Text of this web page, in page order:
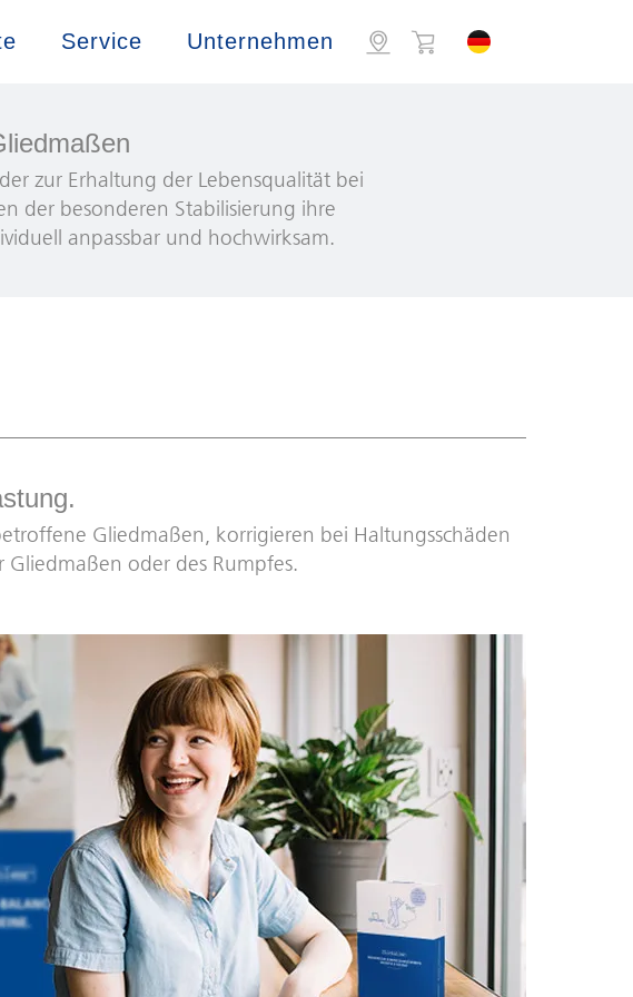
Service Unternehmen
zur Erhaltung der Lebensqualität bei
der besonderen Stabilisierung ihre
anpassbar und hochwirksam.
Gliedmaßen, korrigieren bei Haltungsschäden
oder des Rumpfes.